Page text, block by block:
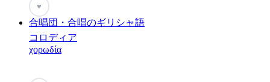
♥
合唱団・合唱のギリシャ語
コロディア
χορωδία